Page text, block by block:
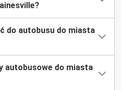
do autobusu do miasta
autobusowe do miasta